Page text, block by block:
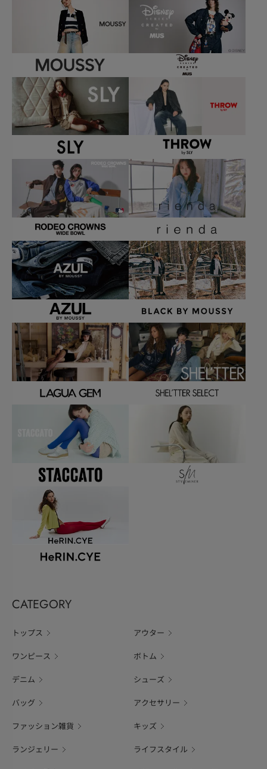
CATEGORY
トップス アウター
ワンピース ボトム
デニム シューズ
バッグ アクセサリー
ファッション雑貨 キッズ
ランジェリー ライフスタイル